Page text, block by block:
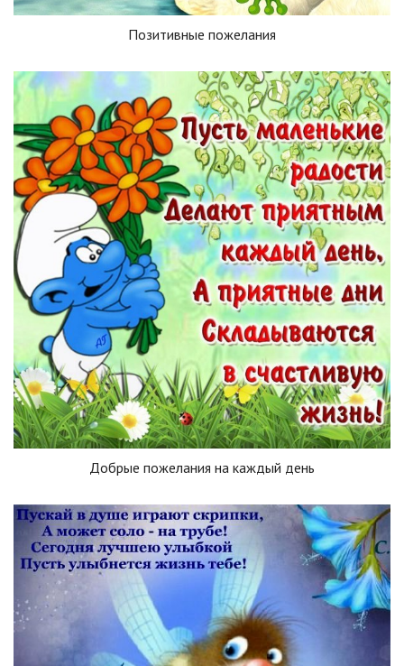
Позитивные пожелания
Добрые пожелания на каждый день